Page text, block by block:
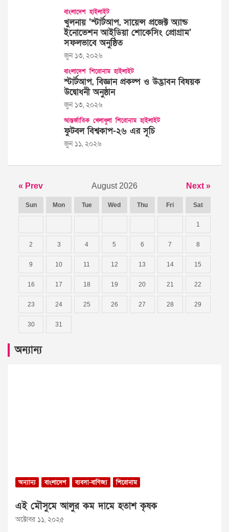
বাংলাদেশ হাইলাইট
খুলনায় ‘স্টার্টআপ, সায়েন্স প্রজেক্ট অ্যান্ড
ইনোভেশন আইডিয়া শোকেসিং প্রোগ্রাম’
সফলভাবে অনুষ্ঠিত
জুন ১৩, ২০২৬
বাংলাদেশ শিরোনাম হাইলাইট
স্টার্টআপ, বিজ্ঞান প্রকল্প ও উদ্ভাবন বিষয়ক
উদ্বোধনী অনুষ্ঠান
জুন ১৩, ২০২৬
আন্তর্জাতিক খেলাধুলা শিরোনাম হাইলাইট
ফুটবল বিশ্বকাপ-২৬ এর সূচি
জুন ১১, ২০২৬
« Prev August 2026 Next »
Sun Mon Tue Wed Thu Fri Sat
1
2 3 4 5 6 7 8
9 10 11 12 13 14 15
16 17 18 19 20 21 22
23 24 25 26 27 28 29
30 31
অন্যান্য
অন্যান্য বাংলাদেশ ব্যবসা-বাণিজ্য শিরোনাম
এই মৌসুমে আলুর কম দামে হতাশ কৃষক
অক্টোবর ১১, ২০২৫